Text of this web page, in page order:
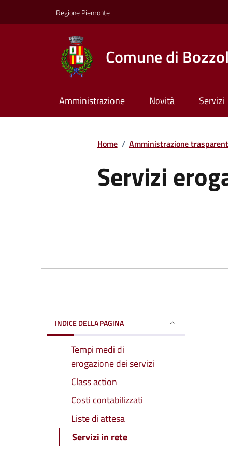
Regione Piemonte
Comune di
Amministrazione Novità Servizi
Home / Amministrazione
Servizi
INDICE DELLA PAGINA
Tempi medi di
erogazione dei servizi
Class action
Costi contabilizzati
Liste di attesa
Servizi in rete